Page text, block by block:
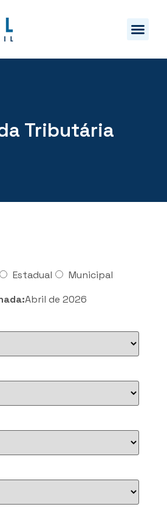
Tributária
Estadual
Municipal
Abril de 2026